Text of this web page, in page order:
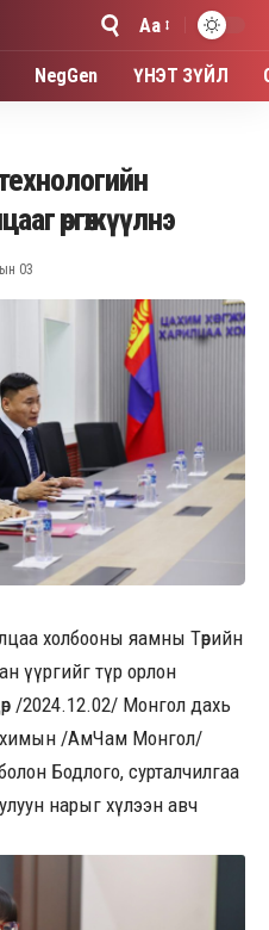
Font
Resizer
Aa
NegGen ҮНЭТ ЗҮЙЛ
өргөжүүлнэ
03
холбооны яамны Төрийн
үүргийг түр орлон
/2024.12.02/ Монгол дахь
/АмЧам Монгол/
Бодлого, сурталчилгаа
нарыг хүлээн авч